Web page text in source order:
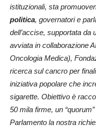
istituzionali, sta
politica, governatori e
dell’accise, supportata da
avviata in collaborazione
Oncologia Medica),
ricerca sul cancro per
iniziativa popolare che
sigarette. Obiettivo è
50 mila firme, un
Parlamento la nostra